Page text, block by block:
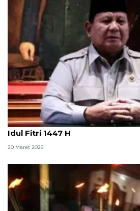
Prabowo ajak masyarakat
Idul Fitri 1447 H
20 Maret 2026